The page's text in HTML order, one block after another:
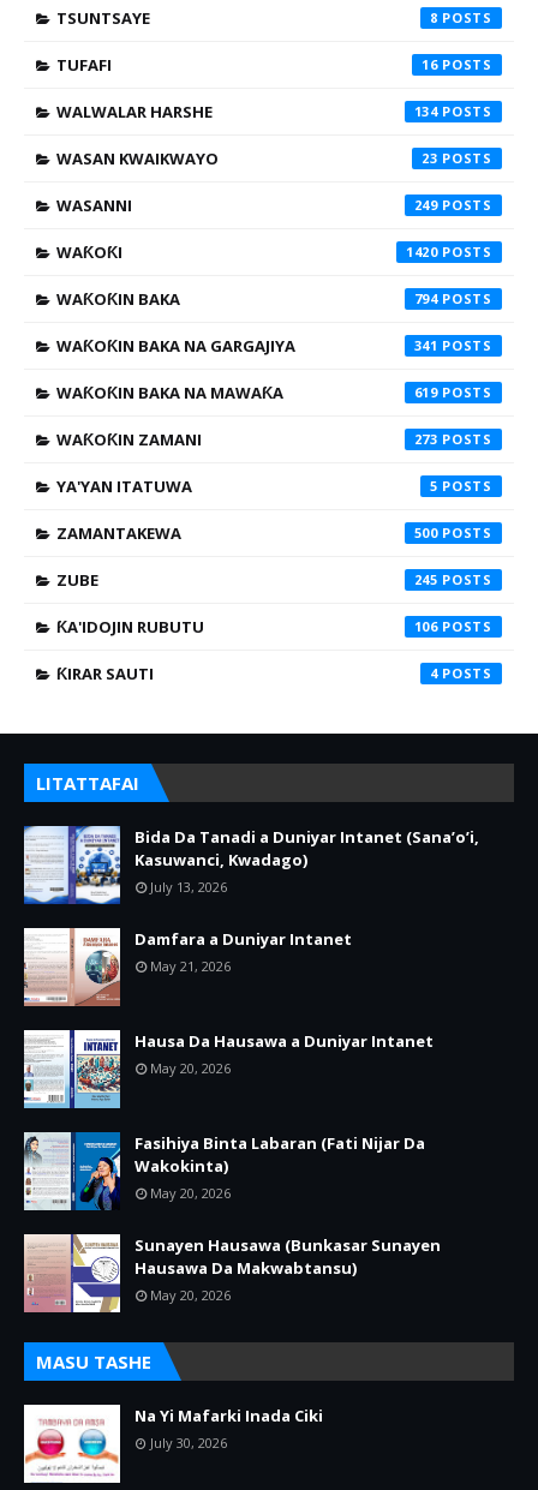
TSUNTSAYE 8
TUFAFI 16
WALWALAR HARSHE 134
WASAN KWAIKWAYO 23
WASANNI 249
WAƘOƘI 1420
WAƘOƘIN BAKA 794
WAƘOƘIN BAKA NA GARGAJIYA 341
WAƘOƘIN BAKA NA MAWAƘA 619
WAƘOƘIN ZAMANI 273
YA'YAN ITATUWA 5
ZAMANTAKEWA 500
ZUBE 245
ƘA'IDOJIN RUBUTU 106
ƘIRAR SAUTI 4
LITATTAFAI
Bida Da Tanadi a Duniyar Intanet (Sana’o’i,
Kasuwanci, Kwadago)
July 13, 2026
Damfara a Duniyar Intanet
May 21, 2026
Hausa Da Hausawa a Duniyar Intanet
May 20, 2026
Fasihiya Binta Labaran (Fati Nijar Da
Wakokinta)
May 20, 2026
Sunayen Hausawa (Bunkasar Sunayen
Hausawa Da Makwabtansu)
May 20, 2026
MASU TASHE
Na Yi Mafarki Inada Ciki
July 30, 2026